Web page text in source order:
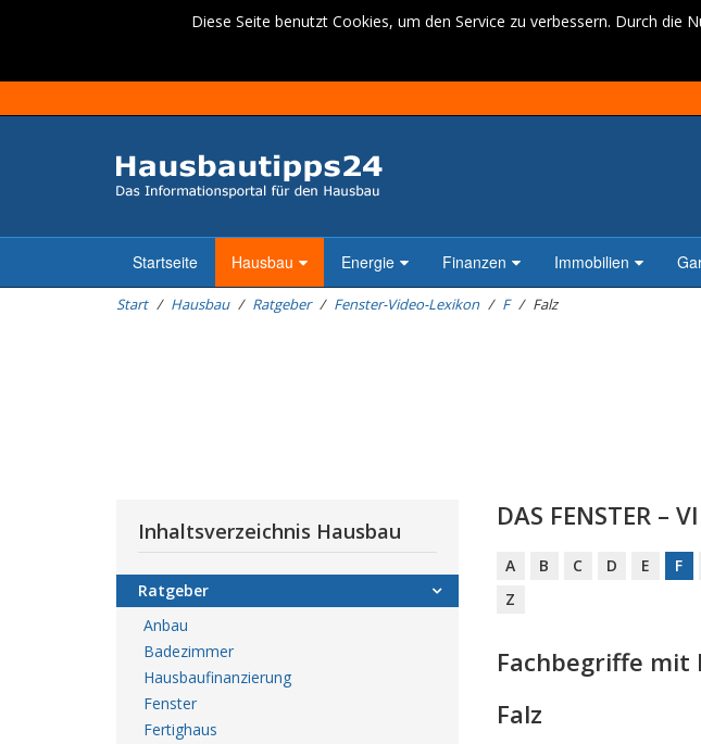
Diese Seite benutzt Cookies, um den Service zu verbessern. Durch die
Startseite Hausbau Energie Finanzen Immobilien
Start Hausbau Ratgeber Fenster-Video-Lexikon F Falz
DAS FENSTER –
A B C D E F
Z
Fachbegriffe mit
Falz
Inhaltsverzeichnis Hausbau
Ratgeber
Anbau
Badezimmer
Hausbaufinanzierung
Fenster
Fertighaus